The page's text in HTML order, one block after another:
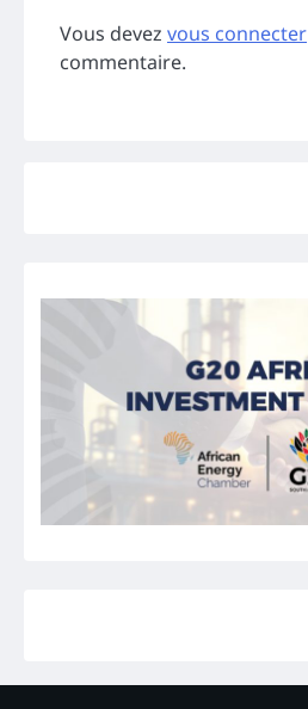
Vous devez vous connecter
commentaire.